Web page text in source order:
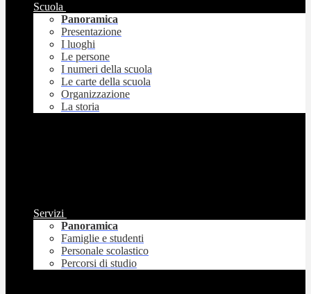
Scuola
Panoramica
Presentazione
I luoghi
Le persone
I numeri della scuola
Le carte della scuola
Organizzazione
La storia
Servizi
Panoramica
Famiglie e studenti
Personale scolastico
Percorsi di studio